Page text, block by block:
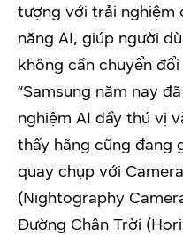
tượng với trải nghiệm
năng AI, giúp người
không cần chuyển
“Samsung năm nay
nghiệm AI đầy thú vị
thấy hãng cũng đang
quay chụp với
(Nightography
Đường Chân Trời